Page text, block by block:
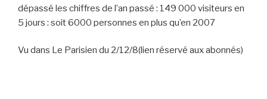
dépassé les chiffres de l’an passé : 149 000 visiteurs en
5 jours : soit 6000 personnes en plus qu’en 2007
Vu dans Le Parisien du 2/12/8(lien réservé aux abonnés)